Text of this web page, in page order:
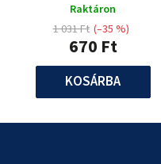
Raktáron
670 Ft
1 031 Ft (–35 %)
KOSÁRBA